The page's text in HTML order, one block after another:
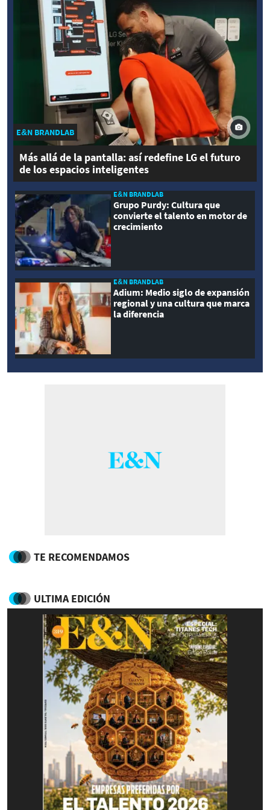
E&N BRANDLAB
Más allá de la pantalla: así redefine LG el futuro
de los espacios inteligentes
E&N BRANDLAB
Grupo Purdy: Cultura que
convierte el talento en motor de
crecimiento
E&N BRANDLAB
Adium: Medio siglo de expansión
regional y una cultura que marca
la diferencia
TE RECOMENDAMOS
ULTIMA EDICIÓN